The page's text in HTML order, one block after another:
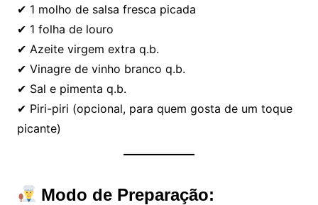
✔ 1 molho de salsa fresca picada
✔ 1 folha de louro
✔ Azeite virgem extra q.b.
✔ Vinagre de vinho branco q.b.
✔ Sal e pimenta q.b.
✔ Piri-piri (opcional, para quem gosta de um toque
picante)
Modo de Preparação: